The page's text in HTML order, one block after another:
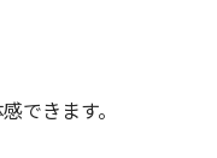
できます。